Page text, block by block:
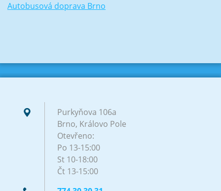
Autobusová doprava Brno
Purkyňova 106a
Brno, Královo Pole
Otevřeno:
Po 13-15:00
St 10-18:00
Čt 13-15:00